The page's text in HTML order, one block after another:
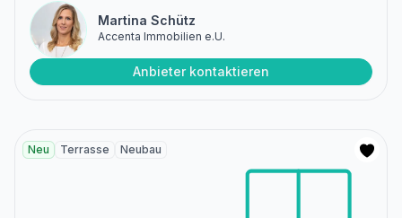
Martina Schütz
Accenta Immobilien e.U.
Anbieter kontaktieren
Neu Terrasse Neubau